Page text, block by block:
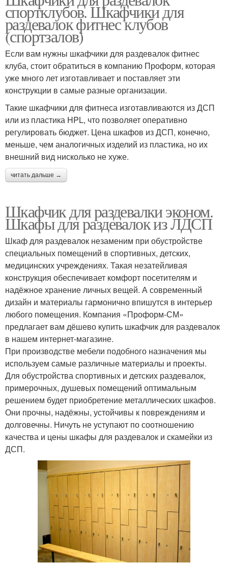
спортклубов. Шкафчики для
раздевалок фитнес клубов
(спортзалов)
Если вам нужны шкафчики для раздевалок фитнес
клуба, стоит обратиться в компанию Проформ, которая
уже много лет изготавливает и поставляет эти
конструкции в самые разные организации.
Такие шкафчики для фитнеса изготавливаются из ДСП
или из пластика HPL, что позволяет оперативно
регулировать бюджет. Цена шкафов из ДСП, конечно,
меньше, чем аналогичных изделий из пластика, но их
внешний вид нисколько не хуже.
читать дальше →
Шкафчик для раздевалки эконом.
Шкафы для раздевалок из ЛДСП
Шкаф для раздевалок незаменим при обустройстве
специальных помещений в спортивных, детских,
медицинских учреждениях. Такая незатейливая
конструкция обеспечивает комфорт посетителям и
надёжное хранение личных вещей. А современный
дизайн и материалы гармонично впишутся в интерьер
любого помещения. Компания «Проформ-СМ»
предлагает вам дёшево купить шкафчик для раздевалок
в нашем интернет-магазине.
При производстве мебели подобного назначения мы
используем самые различные материалы и проекты.
Для обустройства спортивных и детских раздевалок,
примерочных, душевых помещений оптимальным
решением будет приобретение металлических шкафов.
Они прочны, надёжны, устойчивы к повреждениям и
долговечны. Ничуть не уступают по соотношению
качества и цены шкафы для раздевалок и скамейки из
ДСП.